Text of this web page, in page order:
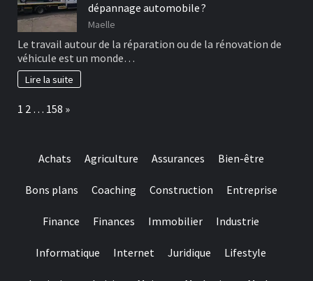
dépannage automobile ?
Maelle
Le travail autour de la réparation ou de la rénovation de
véhicule est un monde…
Lire la suite
Page:
1 2 … 158 Next
»
Achats Agriculture Assurances Bien-être
Bons plans Coaching Construction Entreprise
Finance Finances Immobilier Industrie
Informatique Internet Juridique Lifestyle